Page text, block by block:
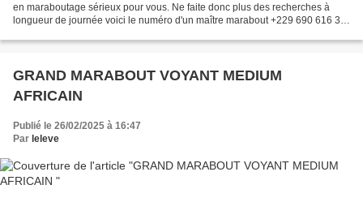
en maraboutage sérieux pour vous. Ne faite donc plus des recherches à
longueur de journée voici le numéro d'un maître marabout +229 690 616 32.
GRAND MARABOUT VOYANT MEDIUM
AFRICAIN
Publié le 26/02/2025 à 16:47
Par leleve